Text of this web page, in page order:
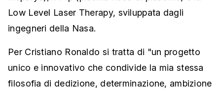
Low Level Laser Therapy, sviluppata dagli
ingegneri della Nasa.
Per Cristiano Ronaldo si tratta di "un progetto
unico e innovativo che condivide la mia stessa
filosofia di dedizione, determinazione, ambizione